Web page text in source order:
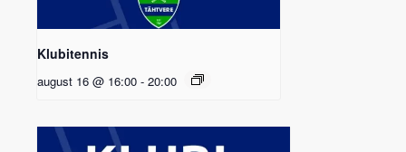
Klubitennis
august 16 @ 16:00 - 20:00